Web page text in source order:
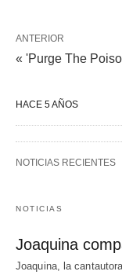
ANTERIOR
« 'Purge The
HACE 5 AÑOS
NOTICIAS RECIENTES
NOTICIAS
Joaquina
Joaquina, la